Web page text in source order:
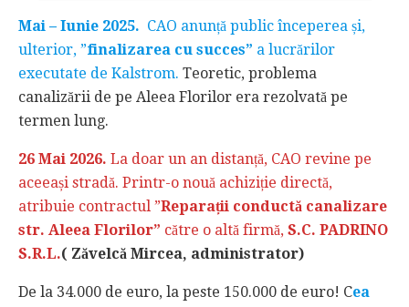
Mai – Iunie 2025. CAO anunță public începerea și,
ulterior, ”finalizarea cu succes” a lucrărilor
executate de Kalstrom. Teoretic, problema
canalizării de pe Aleea Florilor era rezolvată pe
termen lung.
26 Mai 2026. La doar un an distanță, CAO revine pe
aceeași stradă. Printr-o nouă achiziție directă,
atribuie contractul ”Reparații conductă canalizare
str. Aleea Florilor” către o altă firmă, S.C. PADRINO
S.R.L.( Zăvelcă Mircea, administrator)
De la 34.000 de euro, la peste 150.000 de euro! Cea